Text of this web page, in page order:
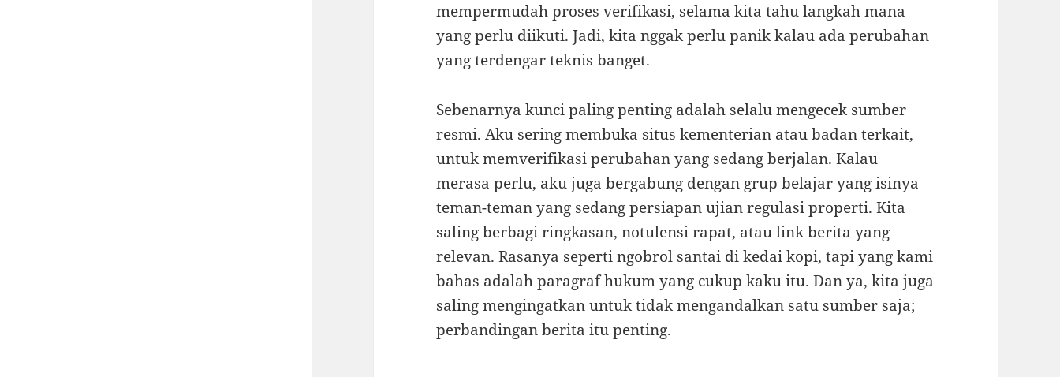
mempermudah proses verifikasi, selama kita tahu langkah mana
yang perlu diikuti. Jadi, kita nggak perlu panik kalau ada perubahan
yang terdengar teknis banget.
Sebenarnya kunci paling penting adalah selalu mengecek sumber
resmi. Aku sering membuka situs kementerian atau badan terkait,
untuk memverifikasi perubahan yang sedang berjalan. Kalau
merasa perlu, aku juga bergabung dengan grup belajar yang isinya
teman-teman yang sedang persiapan ujian regulasi properti. Kita
saling berbagi ringkasan, notulensi rapat, atau link berita yang
relevan. Rasanya seperti ngobrol santai di kedai kopi, tapi yang kami
bahas adalah paragraf hukum yang cukup kaku itu. Dan ya, kita juga
saling mengingatkan untuk tidak mengandalkan satu sumber saja;
perbandingan berita itu penting.